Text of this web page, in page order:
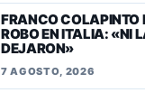
FRANCO COLAPINTO
ROBO EN ITALIA: «NI
DEJARON»
7 AGOSTO, 2026